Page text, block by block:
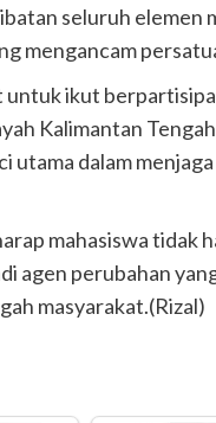
seluruh elemen
mengancam
untuk ikut
Kalimantan
utama dalam
mahasiswa tidak
agen perubahan
masyarakat.(Rizal)